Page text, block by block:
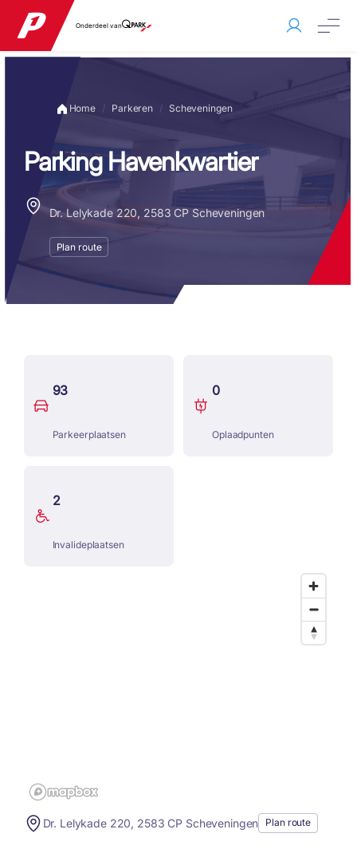
Onderdeel van
Home Parkeren Scheveningen
Parking Havenkwartier
Dr. Lelykade 220, 2583 CP Scheveningen
Plan route
93
Parkeerplaatsen
0
Oplaadpunten
2
Invalideplaatsen
Dr. Lelykade 220, 2583 CP Scheveningen Plan route